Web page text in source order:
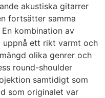
akustiska gitarrer
fortsätter samma
kombination av
ett rikt varmt och
olika genrer och
round-shoulder
samtidigt som
som originalet var